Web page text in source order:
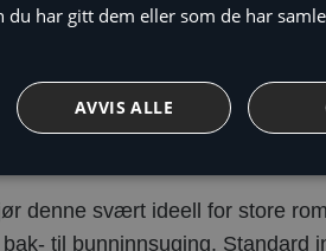
denne svært ideell for store
til bunninnsuging.
har gitt dem eller som de har
AVVIS ALLE